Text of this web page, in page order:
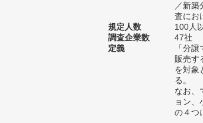
／新築
査にお
規定人数
100人
調査企業数
47社
定義
「分
販売す
を対象
る。
なお、
ョン、
の４つ